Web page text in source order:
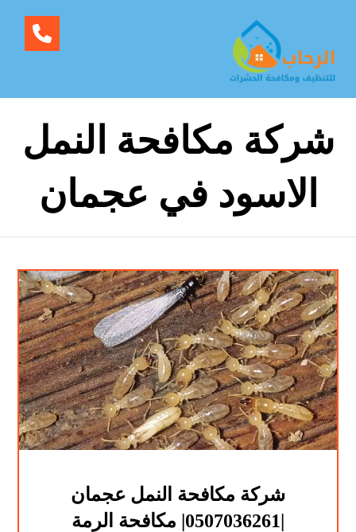
شركة مكافحة النمل
الاسود في عجمان
شركة مكافحة النمل عجمان
|0507036261| مكافحة الرمة